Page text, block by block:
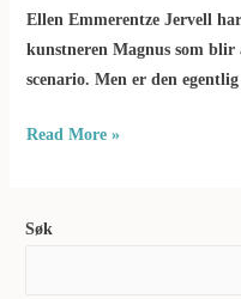
Ellen Emmerentze Jervell
kunstneren Magnus som
scenario. Men er den
Read More »
Søk